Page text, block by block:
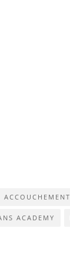
ACCOUCHEMENT
ACADEMY